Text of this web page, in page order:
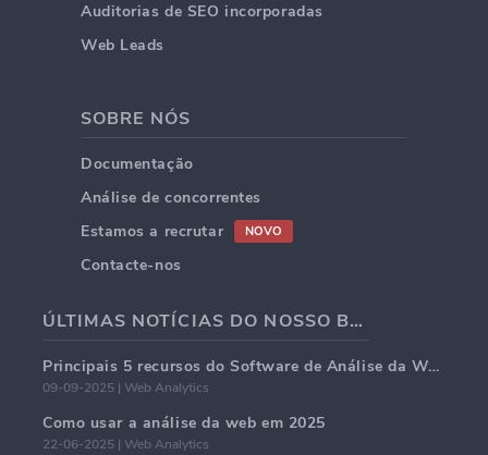
Auditorias de SEO incorporadas
Web Leads
SOBRE NÓS
Documentação
Análise de concorrentes
Estamos a recrutar
NOVO
Contacte-nos
ÚLTIMAS NOTÍCIAS DO NOSSO BLOG
Principais 5 recursos do Software de Análise da Web em 2025
09-09-2025 | Web Analytics
Como usar a análise da web em 2025
22-06-2025 | Web Analytics